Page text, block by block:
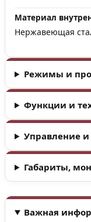
Материал
Нержавеющая
Режимы и
Функции и
Управление
Габариты,
Важная